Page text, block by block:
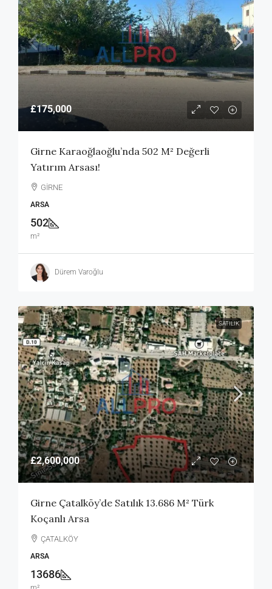
£175,000
Girne Karaoğlaoğlu’nda 502 M² Değerli
Yatırım Arsası!
GİRNE
ARSA
502
m²
Dürem Varoğlu
SATILIK
£2,600,000
Girne Çatalköy’de Satılık 13.686 M² Türk
Koçanlı Arsa
ÇATALKÖY
ARSA
13686